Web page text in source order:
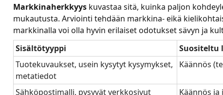
Markkinaherkkyys kuvastaa sitä, kuinka paljon
mukautusta. Arviointi tehdään markkina- eikä
markkinalla voi olla hyvin erilaiset odotukset sävyn ja
Sisältötyyppi
Suositeltu
Tuotekuvaukset, usein kysytyt kysymykset,
metatiedot
Käännös
Sähköpostimalli, pysyvät verkkosivut
Käännös